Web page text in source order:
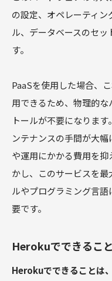
の設定、オペレーティ
ル、データベースのセ
す。
PaaSを使用した場合、
用できるため、物理的
トールが不要になりま
ンテナンスの手間が大
や運用にかかる費用を
かし、このサービスを
ルやプログラミング言
要です。
Herokuでできるこ
Herokuでできることは